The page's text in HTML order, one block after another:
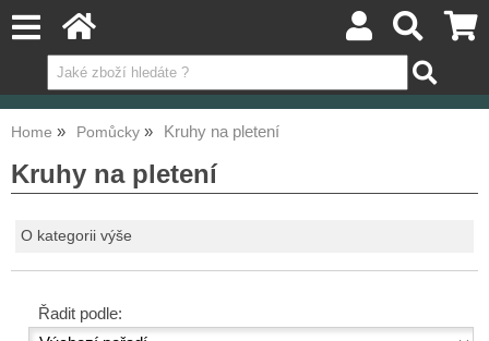
Home Pomůcky Kruhy na pletení
Kruhy na pletení
O kategorii výše
Řadit podle: